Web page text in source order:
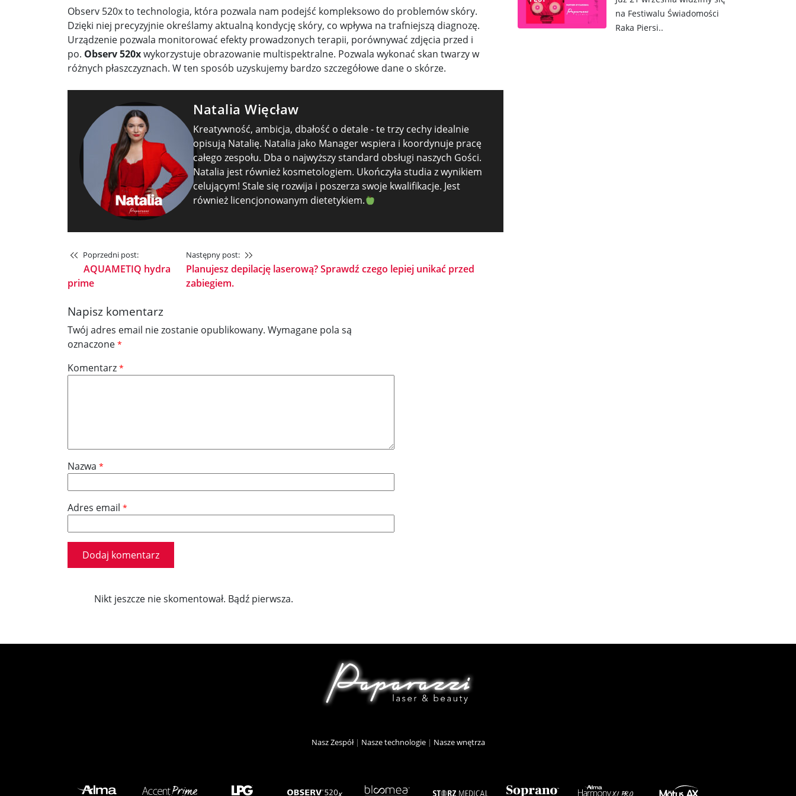
Observ 520x to technologia, która pozwala nam podejść kompleksowo do problemów skóry.
Dzięki niej precyzyjnie określamy aktualną kondycję skóry, co wpływa na trafniejszą diagnozę.
Urządzenie pozwala monitorować efekty prowadzonych terapii, porównywać zdjęcia przed i
po. Observ 520xwykorzystuje obrazowanie multispektralne. Pozwala wykonać skan twarzy w
różnych płaszczyznach. W ten sposób uzyskujemy bardzo szczegółowe dane o skórze.
Natalia Więcław
Kreatywność, ambicja, dbałość o detale - te trzy cechy idealnie
opisują Natalię. Natalia jako Manager wspiera i koordynuje pracę
całego zespołu. Dba o najwyższy standard obsługi naszych Gości.
Natalia jest również kosmetologiem. Ukończyła studia z wynikiem
celującym! Stale się rozwija i poszerza swoje kwalifikacje. Jest
również licencjonowanym dietetykiem.
Poprzedni post:
AQUAMETIQ hydra
prime
Następny post:
Planujesz depilację laserową? Sprawdź czego lepiej unikać przed
zabiegiem.
Napisz komentarz
Twój adres email nie zostanie opublikowany. Wymagane pola są
oznaczone *
Komentarz *
Nazwa *
Adres email *
Nikt jeszcze nie skomentował. Bądź pierwsza.
na Festiwalu Świadomości
Raka Piersi..
Nasz Zespół| Nasze technologie| Nasze wnętrza